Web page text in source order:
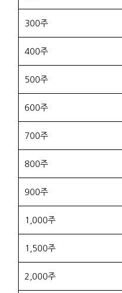
300주
400주
500주
600주
700주
800주
900주
1,000주
1,500주
2,000주